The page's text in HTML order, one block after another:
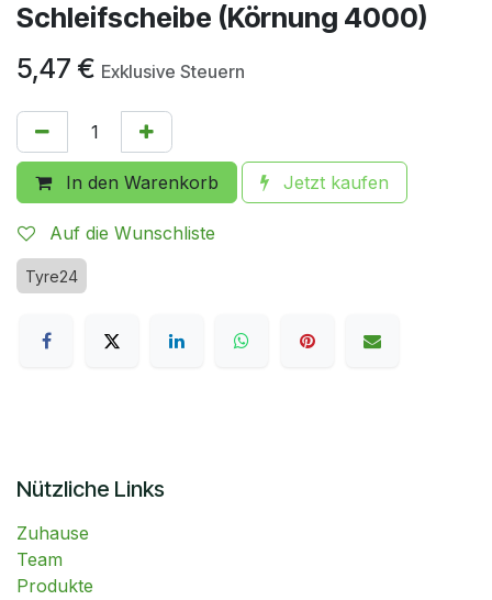
Schleifscheibe (Körnung 4000)
5,47 € Exklusive Steuern
In den Warenkorb Jetzt kaufen
Auf die Wunschliste
Tyre24
Nützliche Links
Zuhause
Team
Produkte